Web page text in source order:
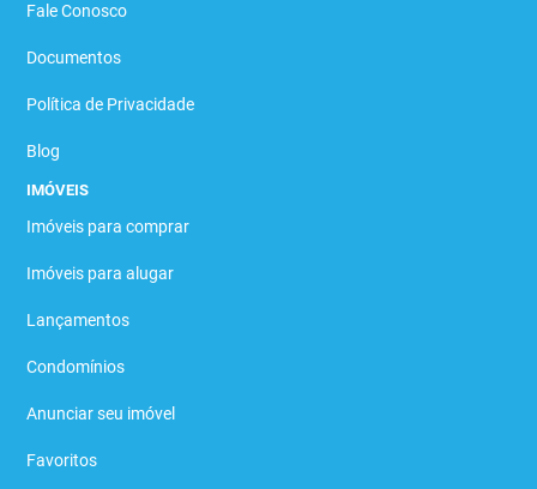
Fale Conosco
Documentos
Política de Privacidade
Blog
IMÓVEIS
Imóveis para comprar
Imóveis para alugar
Lançamentos
Condomínios
Anunciar seu imóvel
Favoritos